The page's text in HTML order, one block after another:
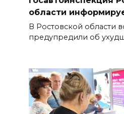
области
В Ростовской области
предупредили об